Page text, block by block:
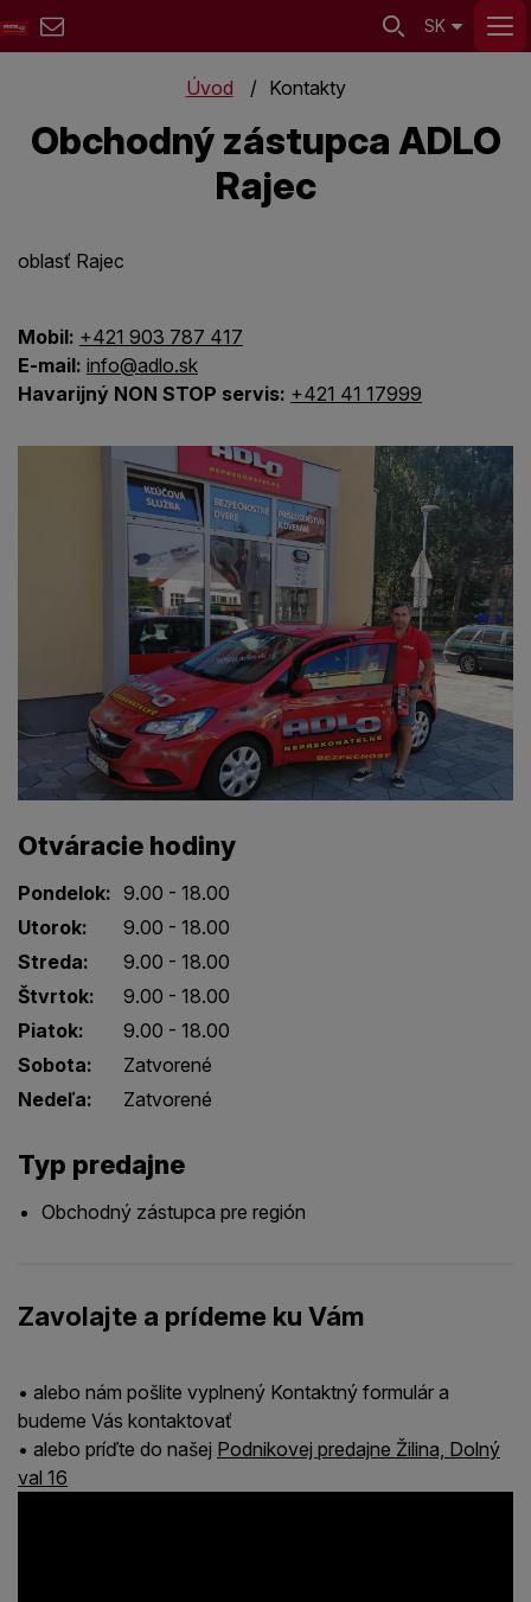
SK
Úvod Kontakty
Obchodný zástupca ADLO
Rajec
oblasť Rajec
Mobil: +421 903 787 417
E-mail: info@adlo.sk
Havarijný NON STOP servis: +421 41 17999
Otváracie hodiny
Pondelok: 9.00 - 18.00
Utorok:
9.00 - 18.00
Streda:
9.00 - 18.00
Štvrtok:
9.00 - 18.00
Piatok:
9.00 - 18.00
Sobota:
Zatvorené
Nedeľa:
Zatvorené
Typ predajne
Obchodný zástupca pre región
Zavolajte a prídeme ku Vám
• alebo nám pošlite vyplnený Kontaktný formulár a
budeme Vás kontaktovať
• alebo príďte do našej Podnikovej predajne Žilina, Dolný
val 16